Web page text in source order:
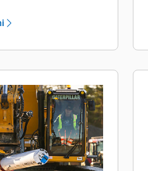
vostre esigenze
S a collegamento
altre ancora con
senza dover
macchina
a polipo senza
inferiore